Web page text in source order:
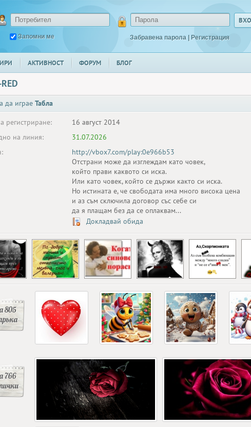
Запомни ме Забравена парола | Регистрация
АКТИВНОСТ ФОРУМ БЛОГ
да играе Табла
регистриране:
16 август 2014
на линия:
31.07.2026
http://vbox7.com/play:0e966b53
Отстрани може да изглеждам като човек,
който прави каквото си иска.
Или като човек, който се държи както си иска.
Но истината е, че свободата има много висока цена
и аз съм сключила договор със себе си
да я плащам без да се оплаквам...
Докладвай обида
805
766